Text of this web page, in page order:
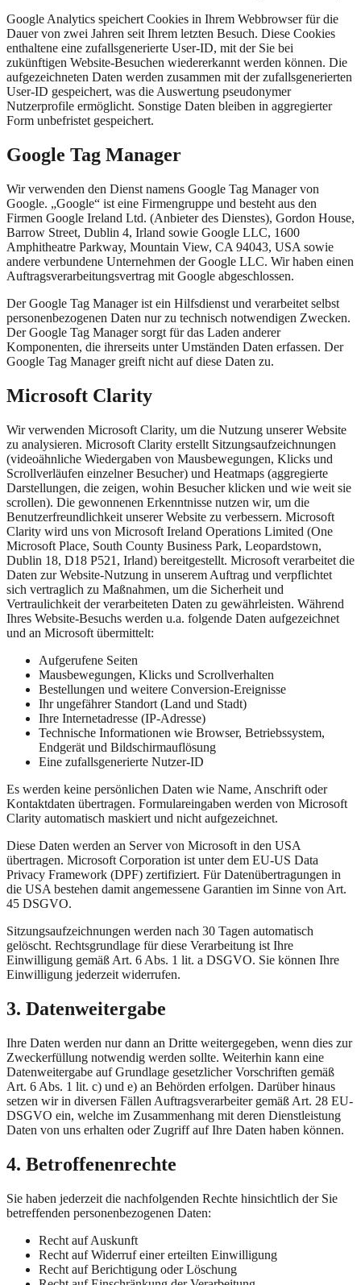
Google Analytics speichert Cookies in Ihrem Webbrowser für die
Dauer von zwei Jahren seit Ihrem letzten Besuch. Diese Cookies
enthaltene eine zufallsgenerierte User-ID, mit der Sie bei
zukünftigen Website-Besuchen wiedererkannt werden können. Die
aufgezeichneten Daten werden zusammen mit der zufallsgenerierten
User-ID gespeichert, was die Auswertung pseudonymer
Nutzerprofile ermöglicht. Sonstige Daten bleiben in aggregierter
Form unbefristet gespeichert.
Google Tag Manager
Wir verwenden den Dienst namens Google Tag Manager von
Google. „Google“ ist eine Firmengruppe und besteht aus den
Firmen Google Ireland Ltd. (Anbieter des Dienstes), Gordon House,
Barrow Street, Dublin 4, Irland sowie Google LLC, 1600
Amphitheatre Parkway, Mountain View, CA 94043, USA sowie
andere verbundene Unternehmen der Google LLC. Wir haben einen
Auftragsverarbeitungsvertrag mit Google abgeschlossen.
Der Google Tag Manager ist ein Hilfsdienst und verarbeitet selbst
personenbezogenen Daten nur zu technisch notwendigen Zwecken.
Der Google Tag Manager sorgt für das Laden anderer
Komponenten, die ihrerseits unter Umständen Daten erfassen. Der
Google Tag Manager greift nicht auf diese Daten zu.
Microsoft Clarity
Wir verwenden Microsoft Clarity, um die Nutzung unserer Website
zu analysieren. Microsoft Clarity erstellt Sitzungsaufzeichnungen
(videoähnliche Wiedergaben von Mausbewegungen, Klicks und
Scrollverläufen einzelner Besucher) und Heatmaps (aggregierte
Darstellungen, die zeigen, wohin Besucher klicken und wie weit sie
scrollen). Die gewonnenen Erkenntnisse nutzen wir, um die
Benutzerfreundlichkeit unserer Website zu verbessern. Microsoft
Clarity wird uns von Microsoft Ireland Operations Limited (One
Microsoft Place, South County Business Park, Leopardstown,
Dublin 18, D18 P521, Irland) bereitgestellt. Microsoft verarbeitet die
Daten zur Website-Nutzung in unserem Auftrag und verpflichtet
sich vertraglich zu Maßnahmen, um die Sicherheit und
Vertraulichkeit der verarbeiteten Daten zu gewährleisten. Während
Ihres Website-Besuchs werden u.a. folgende Daten aufgezeichnet
und an Microsoft übermittelt:
Aufgerufene Seiten
Mausbewegungen, Klicks und Scrollverhalten
Bestellungen und weitere Conversion-Ereignisse
Ihr ungefährer Standort (Land und Stadt)
Ihre Internetadresse (IP-Adresse)
Technische Informationen wie Browser, Betriebssystem,
Endgerät und Bildschirmauflösung
Eine zufallsgenerierte Nutzer-ID
Es werden keine persönlichen Daten wie Name, Anschrift oder
Kontaktdaten übertragen. Formulareingaben werden von Microsoft
Clarity automatisch maskiert und nicht aufgezeichnet.
Diese Daten werden an Server von Microsoft in den USA
übertragen. Microsoft Corporation ist unter dem EU-US Data
Privacy Framework (DPF) zertifiziert. Für Datenübertragungen in
die USA bestehen damit angemessene Garantien im Sinne von Art.
45 DSGVO.
Sitzungsaufzeichnungen werden nach 30 Tagen automatisch
gelöscht. Rechtsgrundlage für diese Verarbeitung ist Ihre
Einwilligung gemäß Art. 6 Abs. 1 lit. a DSGVO. Sie können Ihre
Einwilligung jederzeit widerrufen.
3. Datenweitergabe
Ihre Daten werden nur dann an Dritte weitergegeben, wenn dies zur
Zweckerfüllung notwendig werden sollte. Weiterhin kann eine
Datenweitergabe auf Grundlage gesetzlicher Vorschriften gemäß
Art. 6 Abs. 1 lit. c) und e) an Behörden erfolgen. Darüber hinaus
setzen wir in diversen Fällen Auftragsverarbeiter gemäß Art. 28 EU-
DSGVO ein, welche im Zusammenhang mit deren Dienstleistung
Daten von uns erhalten oder Zugriff auf Ihre Daten haben können.
4. Betroffenenrechte
Sie haben jederzeit die nachfolgenden Rechte hinsichtlich der Sie
betreffenden personenbezogenen Daten:
Recht auf Auskunft
Recht auf Widerruf einer erteilten Einwilligung
Recht auf Berichtigung oder Löschung